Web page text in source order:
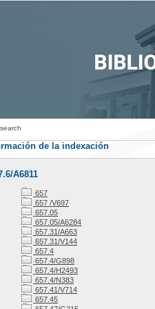
de la indexación
A6811
657
657 /V697
657.05
657.05/A6284
657.31/A663
657.31/V144
657.4
657.4/G898
657.4/H2493
657.4/N383
657.41/V714
657.45